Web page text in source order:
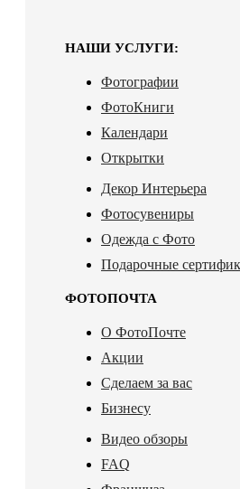
НАШИ УСЛУГИ:
Фотографии
ФотоКниги
Календари
Открытки
Декор Интерьера
Фотосувениры
Одежда с Фото
Подарочные
ФОТОПОЧТА
О ФотоПочте
Акции
Сделаем за вас
Бизнесу
Видео обзоры
FAQ